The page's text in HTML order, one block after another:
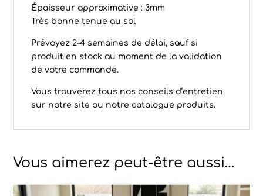
Épaisseur approximative : 3mm
Très bonne tenue au sol
Prévoyez 2-4 semaines de délai, sauf si
produit en stock au moment de la validation
de votre commande.
Vous trouverez tous nos conseils d’entretien
sur notre site ou notrecatalogue produits.
Vous aimerez peut-être aussi…